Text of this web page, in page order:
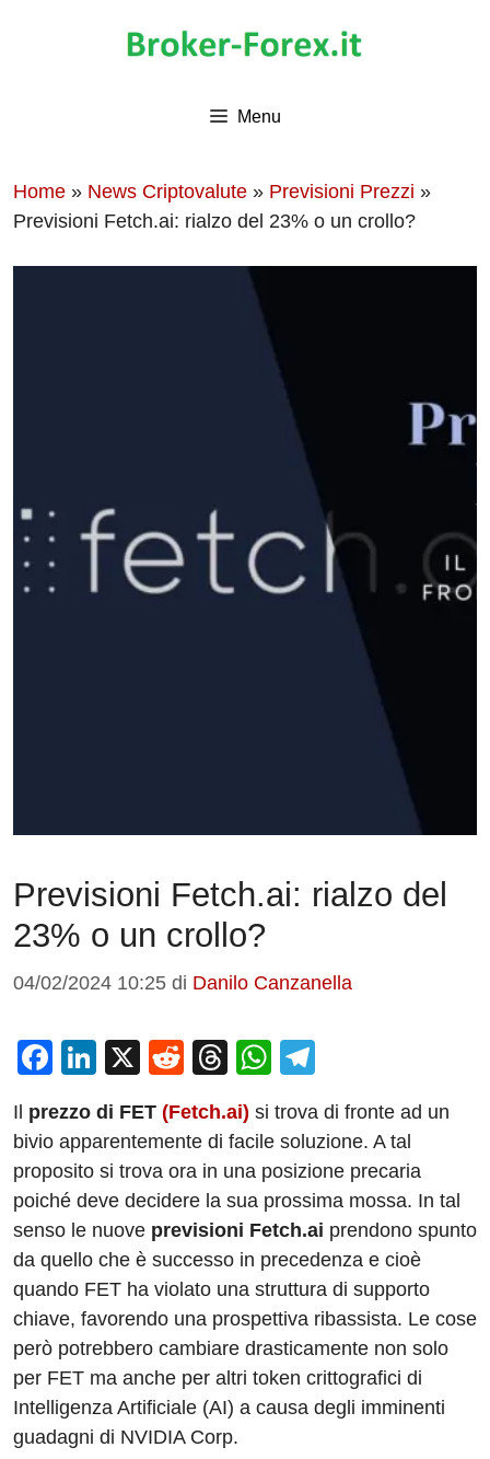
Menu
Home » News Criptovalute » Previsioni Prezzi »
Previsioni Fetch.ai: rialzo del 23% o un crollo?
Previsioni Fetch.ai: rialzo del
23% o un crollo?
04/02/2024 10:25 di Danilo Canzanella
F
c
e
b
o
o
k
Li
k
e
dI
n
X
R
d
di
t
T
e
a
d
s
W
at
s
A
p
p
e
gr
a
m
Il prezzo di FET (Fetch.ai) si trova di fronte ad un
bivio apparentemente di facile soluzione. A tal
proposito si trova ora in una posizione precaria
poiché deve decidere la sua prossima mossa. In tal
senso le nuove previsioni Fetch.ai prendono spunto
da quello che è successo in precedenza e cioè
quando FET ha violato una struttura di supporto
chiave, favorendo una prospettiva ribassista. Le cose
però potrebbero cambiare drasticamente non solo
per FET ma anche per altri token crittografici di
Intelligenza Artificiale (AI) a causa degli imminenti
guadagni di NVIDIA Corp.